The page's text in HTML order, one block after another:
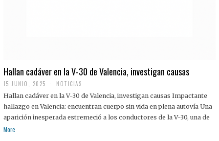
Hallan cadáver en la V-30 de Valencia, investigan causas
15 JUNIO, 2025 NOTICIAS
Hallan cadáver en la V-30 de Valencia, investigan causas Impactante
hallazgo en Valencia: encuentran cuerpo sin vida en plena autovía Una
aparición inesperada estremeció a los conductores de la V-30, una de
More